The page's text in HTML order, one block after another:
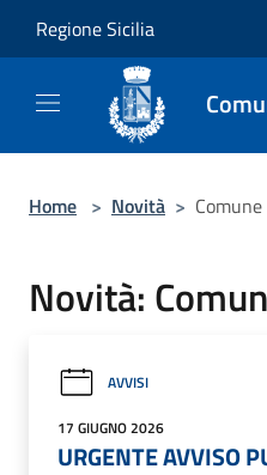
Regione Sicilia
Home > Novità > Comune
Novità:
AVVISI
17 GIUGNO 2026
URGENTE AVVISO